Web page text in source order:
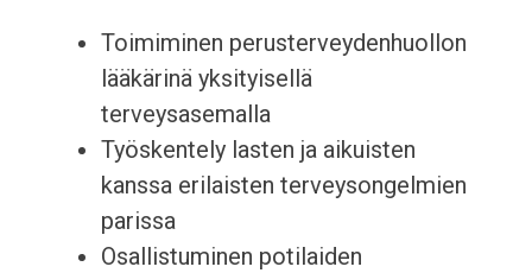
Toimiminen perusterveydenhuollon
lääkärinä yksityisellä
terveysasemalla
Työskentely lasten ja aikuisten
kanssa erilaisten terveysongelmien
parissa
Osallistuminen potilaiden